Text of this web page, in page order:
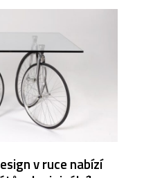
v ruce nabízí